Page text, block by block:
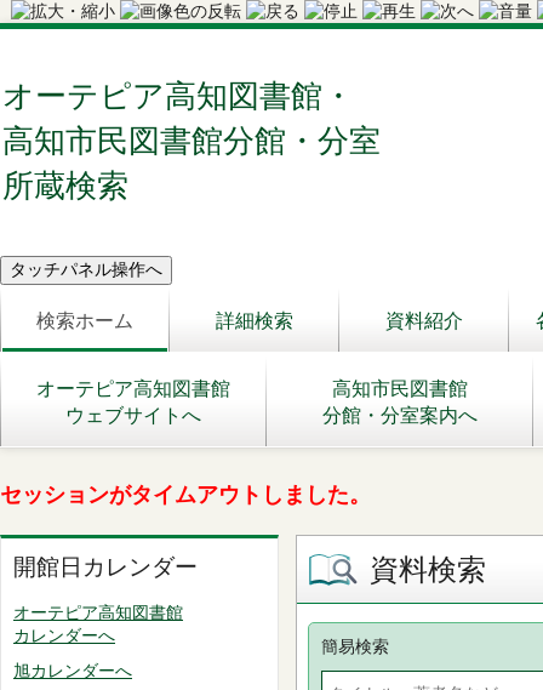
オーテピア高知図書館・
高知市民図書館分館・分室
所蔵検索
検索ホーム 詳細検索 資料紹介
オーテピア高知図書館
ウェブサイトへ
高知市民図書館
分館・分室案内へ
セッションがタイムアウトしました。
開館日カレンダー
オーテピア高知図書館
カレンダーへ
旭カレンダーへ
資料検索
簡易検索